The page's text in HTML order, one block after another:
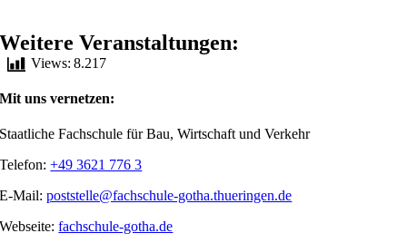
Weitere Veranstaltungen:
Views: 8.217
Mit uns vernetzen:
Staatliche Fachschule für Bau, Wirtschaft und Verkehr
Telefon:+49 3621 776 3
E-Mail:poststelle@fachschule-gotha.thueringen.de
Webseite:fachschule-gotha.de